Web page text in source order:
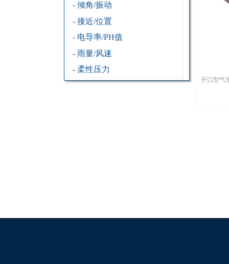
- 倾角/振动
- 接近/位置
- 电导率/PH值
- 雨量/风速
- 柔性压力
开口型气